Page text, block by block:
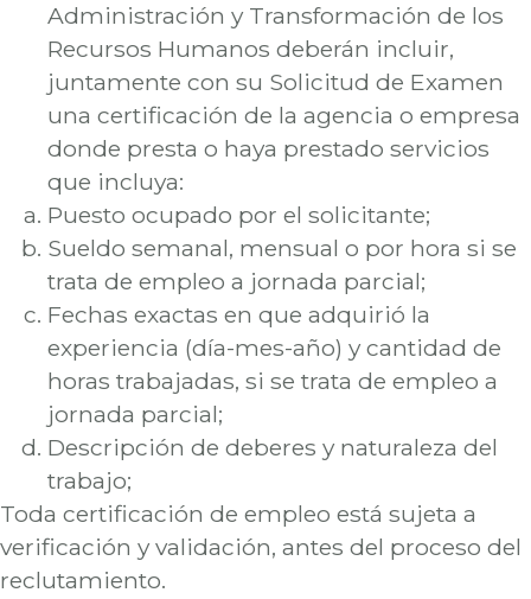
Administración y Transformación de los
Recursos Humanos deberán incluir,
juntamente con su Solicitud de Examen
una certificación de la agencia o empresa
donde presta o haya prestado servicios
que incluya:
Puesto ocupado por el solicitante;
Sueldo semanal, mensual o por hora si se
trata de empleo a jornada parcial;
Fechas exactas en que adquirió la
experiencia (día-mes-año) y cantidad de
horas trabajadas, si se trata de empleo a
jornada parcial;
Descripción de deberes y naturaleza del
trabajo;
Toda certificación de empleo está sujeta a
verificación y validación, antes del proceso del
reclutamiento.